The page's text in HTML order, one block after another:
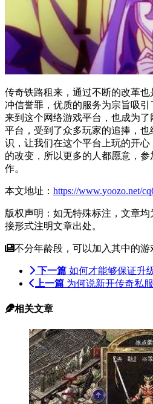
传奇铁路租来，通过不断的改革
冲信誉罪，优质的服务为宗旨吸引
来到这个网络游戏平台，也成为
平台，受到了众多玩家的追捧，
识 ，让我们在这个平台上玩的开
的改变，所以更多的人都愿意，
作。
本文地址： https://www.yoozo.net/
版权声明：如无特殊标注，文章
接形式注明文章出处。
不分年龄段，可以加入其中的游
下一篇 如何才能够保证升
上一篇 为何说新开传奇私
相关文章